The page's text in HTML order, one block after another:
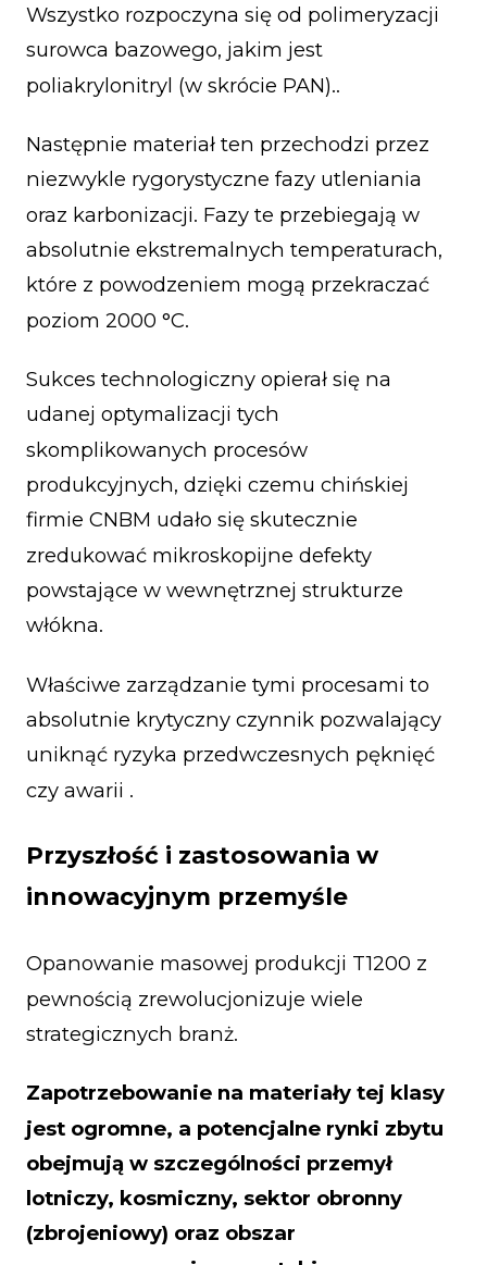
Wszystko rozpoczyna się od polimeryzacji
surowca bazowego, jakim jest
poliakrylonitryl (w skrócie PAN)..
Następnie materiał ten przechodzi przez
niezwykle rygorystyczne fazy utleniania
oraz karbonizacji. Fazy te przebiegają w
absolutnie ekstremalnych temperaturach,
które z powodzeniem mogą przekraczać
poziom 2000 °C.
Sukces technologiczny opierał się na
udanej optymalizacji tych
skomplikowanych procesów
produkcyjnych, dzięki czemu chińskiej
firmie CNBM udało się skutecznie
zredukować mikroskopijne defekty
powstające w wewnętrznej strukturze
włókna.
Właściwe zarządzanie tymi procesami to
absolutnie krytyczny czynnik pozwalający
uniknąć ryzyka przedwczesnych pęknięć
czy awarii .
Przyszłość i zastosowania w
innowacyjnym przemyśle
Opanowanie masowej produkcji T1200 z
pewnością zrewolucjonizuje wiele
strategicznych branż.
Zapotrzebowanie na materiały tej klasy
jest ogromne, a potencjalne rynki zbytu
obejmują w szczególności przemył
lotniczy, kosmiczny, sektor obronny
(zbrojeniowy) oraz obszar